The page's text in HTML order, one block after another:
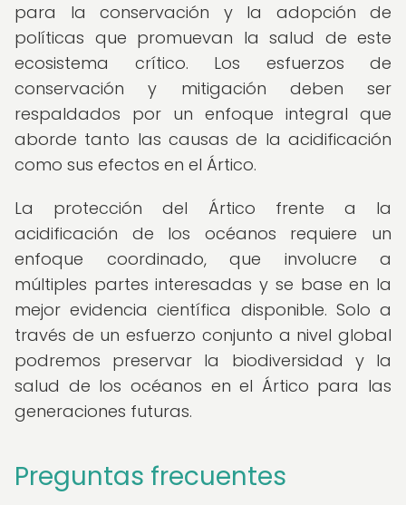
para la conservación y la adopción de
políticas que promuevan la salud de este
ecosistema crítico. Los esfuerzos de
conservación y mitigación deben ser
respaldados por un enfoque integral que
aborde tanto las causas de la acidificación
como sus efectos en el Ártico.
La protección del Ártico frente a la
acidificación de los océanos requiere un
enfoque coordinado, que involucre a
múltiples partes interesadas y se base en la
mejor evidencia científica disponible. Solo a
través de un esfuerzo conjunto a nivel global
podremos preservar la biodiversidad y la
salud de los océanos en el Ártico para las
generaciones futuras.
Preguntas frecuentes